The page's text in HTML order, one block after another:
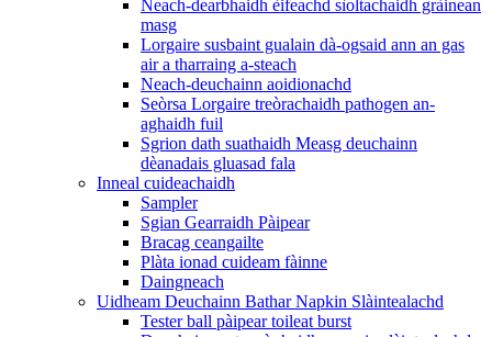
Neach-dearbhaidh èifeachd sìoltachaidh gràinean
masg
Lorgaire susbaint gualain dà-ogsaid ann an gas
air a tharraing a-steach
Neach-deuchainn aoidionachd
Seòrsa Lorgaire treòrachaidh pathogen an-
aghaidh fuil
Sgrion dath suathaidh Measg deuchainn
dèanadais gluasad fala
Inneal cuideachaidh
Sampler
Sgian Gearraidh Pàipear
Bracag ceangailte
Plàta ionad cuideam fàinne
Daingneach
Uidheam Deuchainn Bathar Napkin Slàintealachd
Tester ball pàipear toileat burst